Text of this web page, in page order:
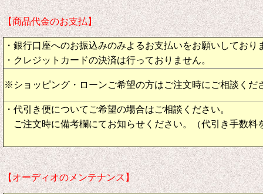
【商品代金のお支払】
・銀行口座へのお振込みのみよるお支払いをお願いしており
・クレジットカードの決済は行っておりません。
※ショッピング・ローンご希望の方はご注文時にご相談くだ
・代引き便についてご希望の場合はご相談ください。
ご注文時に備考欄にてお知らせください。（代引き手数料
【オーディオのメンテナンス】